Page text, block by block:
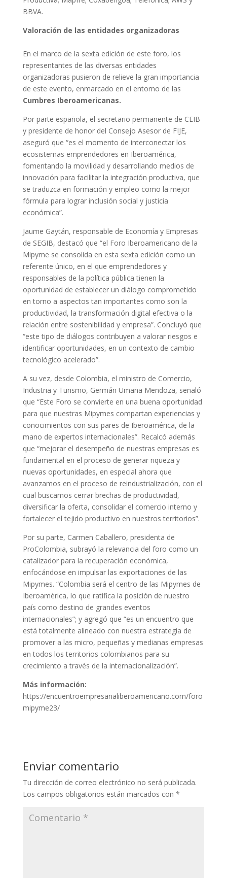
BBVA.
Valoración de las entidades organizadoras
En el marco de la sexta edición de este foro, los
representantes de las diversas entidades
organizadoras pusieron de relieve la gran importancia
de este evento, enmarcado en el entorno de las
Cumbres Iberoamericanas.
Por parte española, el secretario permanente de CEIB
y presidente de honor del Consejo Asesor de FIJE,
aseguró que “es el momento de interconectar los
ecosistemas emprendedores en Iberoamérica,
fomentando la movilidad y desarrollando medios de
innovación para facilitar la integración productiva, que
se traduzca en formación y empleo como la mejor
fórmula para lograr inclusión social y justicia
económica”.
Jaume Gaytán, responsable de Economía y Empresas
de SEGIB, destacó que “el Foro Iberoamericano de la
Mipyme se consolida en esta sexta edición como un
referente único, en el que emprendedores y
responsables de la política pública tienen la
oportunidad de establecer un diálogo comprometido
en torno a aspectos tan importantes como son la
productividad, la transformación digital efectiva o la
relación entre sostenibilidad y empresa”. Concluyó que
“este tipo de diálogos contribuyen a valorar riesgos e
identificar oportunidades, en un contexto de cambio
tecnológico acelerado”.
A su vez, desde Colombia, el ministro de Comercio,
Industria y Turismo, Germán Umaña Mendoza, señaló
que “Este Foro se convierte en una buena oportunidad
para que nuestras Mipymes compartan experiencias y
conocimientos con sus pares de Iberoamérica, de la
mano de expertos internacionales”. Recalcó además
que “mejorar el desempeño de nuestras empresas es
fundamental en el proceso de generar riqueza y
nuevas oportunidades, en especial ahora que
avanzamos en el proceso de reindustrialización, con el
cual buscamos cerrar brechas de productividad,
diversificar la oferta, consolidar el comercio interno y
fortalecer el tejido productivo en nuestros territorios”.
Por su parte, Carmen Caballero, presidenta de
ProColombia, subrayó la relevancia del foro como un
catalizador para la recuperación económica,
enfocándose en impulsar las exportaciones de las
Mipymes. “Colombia será el centro de las Mipymes de
Iberoamérica, lo que ratifica la posición de nuestro
país como destino de grandes eventos
internacionales”; y agregó que “es un encuentro que
está totalmente alineado con nuestra estrategia de
promover a las micro, pequeñas y medianas empresas
en todos los territorios colombianos para su
crecimiento a través de la internacionalización”.
Más información:
https://encuentroempresarialiberoamericano.com/foro
mipyme23/
Enviar comentario
Tu dirección de correo electrónico no será publicada.
Los campos obligatorios están marcados con *